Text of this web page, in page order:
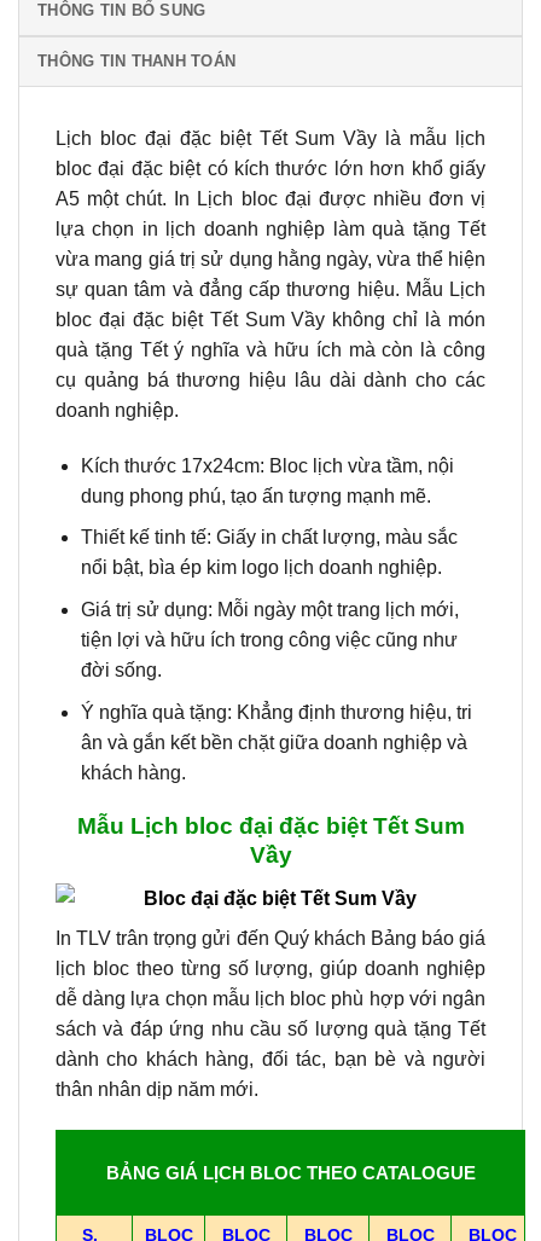
THÔNG TIN BỔ SUNG
THÔNG TIN THANH TOÁN
Lịch bloc đại đặc biệt Tết Sum Vầy là mẫu lịch
bloc đại đặc biệt có kích thước lớn hơn khổ giấy
A5 một chút. In Lịch bloc đại được nhiều đơn vị
lựa chọn in lịch doanh nghiệp làm quà tặng Tết
vừa mang giá trị sử dụng hằng ngày, vừa thể hiện
sự quan tâm và đẳng cấp thương hiệu. Mẫu Lịch
bloc đại đặc biệt Tết Sum Vầy không chỉ là món
quà tặng Tết ý nghĩa và hữu ích mà còn là công
cụ quảng bá thương hiệu lâu dài dành cho các
doanh nghiệp.
Kích thước 17x24cm: Bloc lịch vừa tầm, nội
dung phong phú, tạo ấn tượng mạnh mẽ.
Thiết kế tinh tế: Giấy in chất lượng, màu sắc
nổi bật, bìa ép kim logo lịch doanh nghiệp.
Giá trị sử dụng: Mỗi ngày một trang lịch mới,
tiện lợi và hữu ích trong công việc cũng như
đời sống.
Ý nghĩa quà tặng: Khẳng định thương hiệu, tri
ân và gắn kết bền chặt giữa doanh nghiệp và
khách hàng.
Mẫu Lịch bloc đại đặc biệt Tết Sum
Vầy
In TLV trân trọng gửi đến Quý khách Bảng báo giá
lịch bloc theo từng số lượng, giúp doanh nghiệp
dễ dàng lựa chọn mẫu lịch bloc phù hợp với ngân
sách và đáp ứng nhu cầu số lượng quà tặng Tết
dành cho khách hàng, đối tác, bạn bè và người
thân nhân dịp năm mới.
BẢNG GIÁ LỊCH BLOC THEO CATALOGUE
S. BLOC BLOC BLOC BLOC BLOC